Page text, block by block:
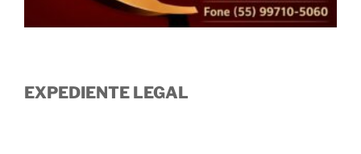
EXPEDIENTE LEGAL